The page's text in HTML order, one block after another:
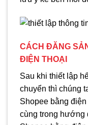
CÁCH ĐĂNG
ĐIỆN THOẠI
Sau khi thiết lập
chuyển thì chúng
Shopee bằng
cùng trong hướng